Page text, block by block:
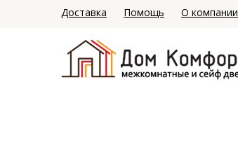
Доставка Помощь О компании